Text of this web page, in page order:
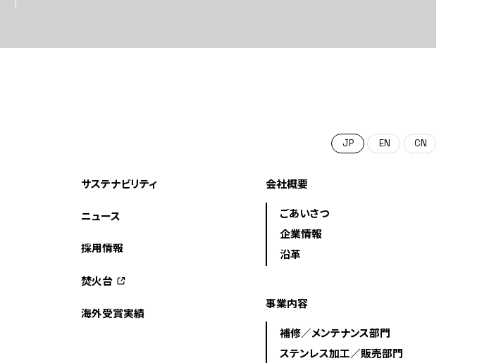
日本語 English 中文 (中国)
サステナビリティ
ニュース
採用情報
焚火台
海外受賞実績
会社概要
ごあいさつ
企業情報
沿革
事業内容
補修／メンテナンス部門
ステンレス加工／販売部門